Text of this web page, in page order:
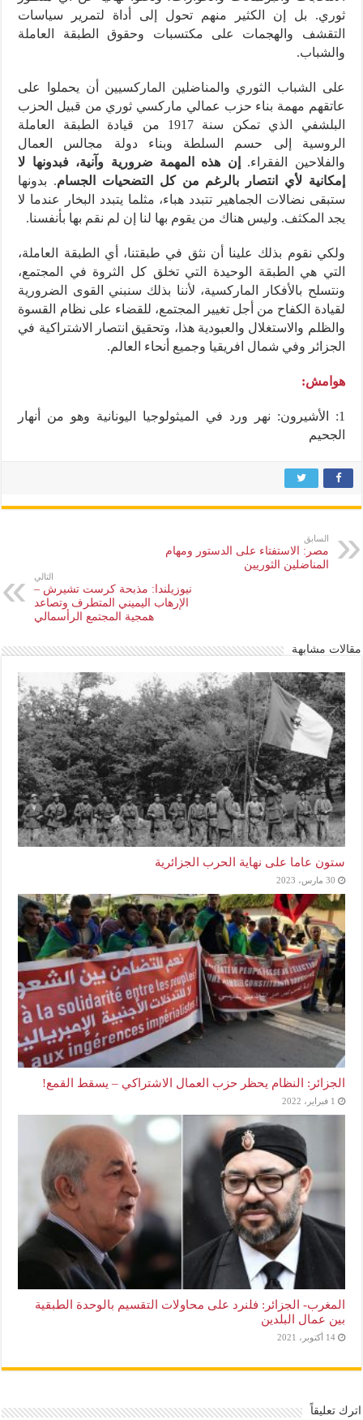
ثوري. بل إن الكثير منهم تحول إلى أداة لتمرير سياسات
التقشف والهجمات على مكتسبات وحقوق الطبقة العاملة
والشباب.
على الشباب الثوري والمناضلين الماركسيين أن يحملوا على
عاتقهم مهمة بناء حزب عمالي ماركسي ثوري من قبيل الحزب
البلشفي الذي تمكن سنة 1917 من قيادة الطبقة العاملة
الروسية إلى حسم السلطة وبناء دولة مجالس العمال
والفلاحين الفقراء.
إن هذه المهمة ضرورية وآنية، فبدونها لا
إمكانية لأي انتصار بالرغم من كل التضحيات الجسام. بدونها
ستبقى نضالات الجماهير تتبدد هباء، مثلما يتبدد البخار عندما لا
يجد المكثف. وليس هناك من يقوم بها لنا إن لم نقم بها بأنفسنا.
ولكي نقوم بذلك علينا أن نثق في طبقتنا، أي الطبقة العاملة،
التي هي الطبقة الوحيدة التي تخلق كل الثروة في المجتمع،
ونتسلح بالأفكار الماركسية، لأننا بذلك سنبني القوى الضرورية
لقيادة الكفاح من أجل تغيير المجتمع، للقضاء على نظام القسوة
والظلم والاستغلال والعبودية هذا، وتحقيق انتصار الاشتراكية في
الجزائر وفي شمال افريقيا وجميع أنحاء العالم.
هوامش:
1: الأشيرون: نهر ورد في الميثولوجيا اليونانية وهو من أنهار
الجحيم
السابق
مصر: الاستفتاء على الدستور ومهام
المناضلين الثوريين
التالي
نيوزيلندا: مذبحة كرست تشيرش –
الإرهاب اليميني المتطرف وتصاعد
همجية المجتمع الرأسمالي
مقالات مشابهة
ستون عاما على نهاية الحرب الجزائرية
30 مارس، 2023
الجزائر: النظام يحظر حزب العمال الاشتراكي – يسقط القمع!
1 فبراير، 2022
المغرب- الجزائر: فلنرد على محاولات التقسيم بالوحدة الطبقية
بين عمال البلدين
14 أكتوبر، 2021
اترك تعليقاً